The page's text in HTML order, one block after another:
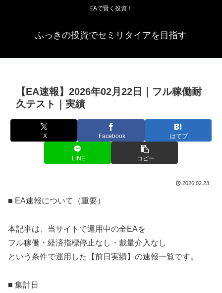
EAで賢く投資！
ふっきの投資でセミリタイアを目指す
【EA速報】2026年02月22日｜フル稼働耐
久テスト｜実績
X Facebook はてブ
LINE コピー
2026.02.23
■ EA速報について（重要）
本記事は、当サイトで運用中の全EAを
フル稼働・経済指標停止なし・裁量介入なし
という条件で運用した【前日実績】の速報一覧です。
■ 集計日